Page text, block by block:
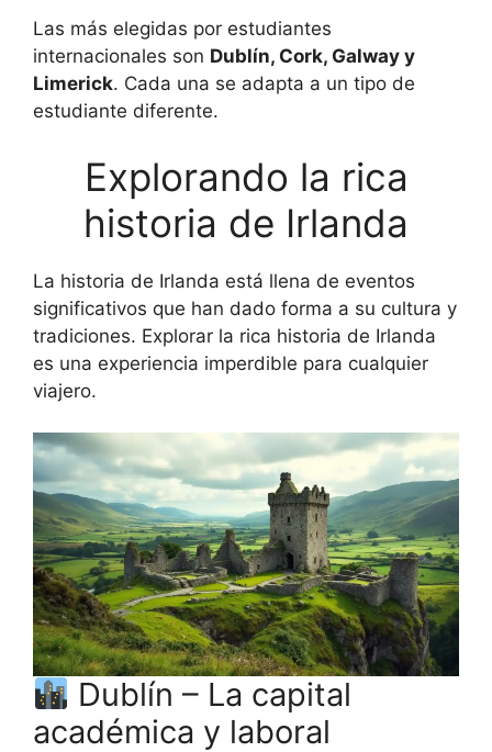
Las más elegidas por estudiantes
internacionales son Dublín, Cork, Galway y
Limerick. Cada una se adapta a un tipo de
estudiante diferente.
Explorando la rica
historia de Irlanda
La historia de Irlanda está llena de eventos
significativos que han dado forma a su cultura y
tradiciones. Explorar la rica historia de Irlanda
es una experiencia imperdible para cualquier
viajero.
Dublín – La capital
académica y laboral